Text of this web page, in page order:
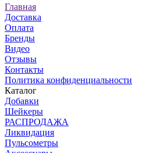
Главная
Доставка
Оплата
Бренды
Видео
Отзывы
Контакты
Политика конфиденциальности
Каталог
Добавки
Шейкеры
РАСПРОДАЖА
Ликвидация
Пульсометры